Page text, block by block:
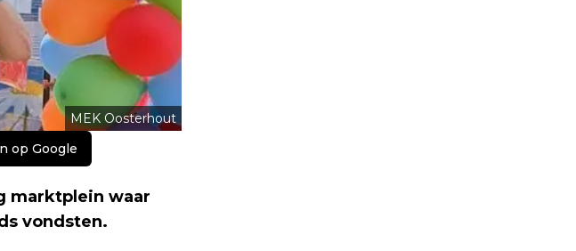
MEK Oosterhout
op Google
marktplein waar
vondsten.